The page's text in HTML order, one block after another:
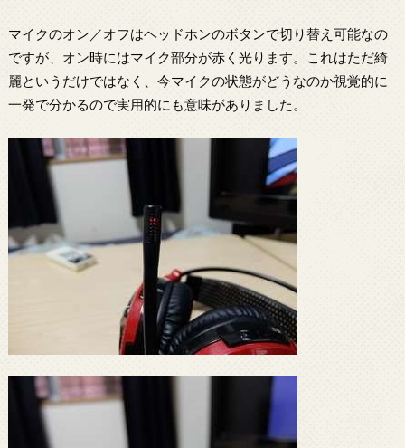
マイクのオン／オフはヘッドホンのボタンで切り替え可能なの
ですが、オン時にはマイク部分が赤く光ります。これはただ綺
麗というだけではなく、今マイクの状態がどうなのか視覚的に
一発で分かるので実用的にも意味がありました。